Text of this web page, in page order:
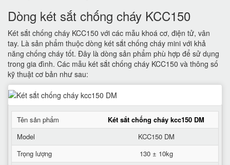
Dòng két sắt chống cháy KCC150
Két sắt chống cháy KCC150 với các mẫu khoá cơ, điện tử, vân
tay. Là sản phẩm thuộc dòng két sắt chống cháy mini với khả
năng chống cháy tốt. Đây là dòng sản phẩm phù hợp để sử dụng
trong gia đình. Các mẫu két sắt chống cháy KCC150 và thông số
kỹ thuật cơ bản như sau:
Tên sản phẩm
Két sắt chống cháy kcc150 DM
Model
KCC150 DM
Trọng lượng
130 ± 10kg